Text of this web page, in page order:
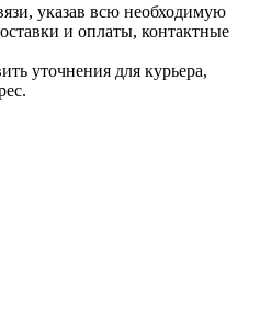
указав всю необходимую
и оплаты, контактные
уточнения для курьера,